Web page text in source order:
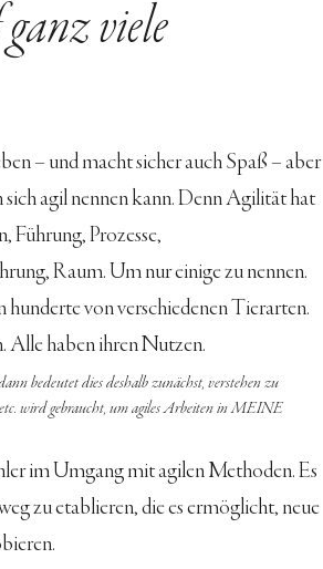
viele
– und macht sicher auch Spaß – aber
sich agil nennen kann. Denn Agilität hat
Führung, Prozesse,
Raum. Um nur einige zu nennen.
von verschiedenen Tierarten.
Alle haben ihren Nutzen.
bedeutet dies deshalb zunächst, verstehen zu
wird gebraucht, um agiles Arbeiten in MEINE
im Umgang mit agilen Methoden. Es
zu etablieren, die es ermöglicht, neue